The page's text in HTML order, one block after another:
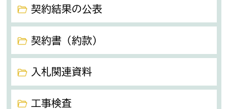
契約結果の公表
契約書（約款）
入札関連資料
工事検査